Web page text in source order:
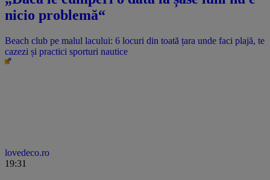
nicio problemă“
Beach club pe malul lacului: 6 locuri din toată țara unde faci plajă, te
cazezi și practici sporturi nautice
lovedeco.ro
19:31